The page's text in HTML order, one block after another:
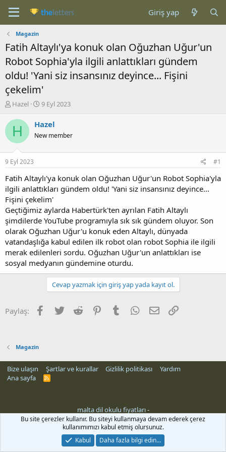
Giriş yap
Magazin
Fatih Altaylı'ya konuk olan Oğuzhan Uğur'un
Robot Sophia'yla ilgili anlattıkları gündem
oldu! 'Yani siz insansınız deyince... Fişini
çekelim'
K
n
b
u
u
b
a
ş
l
a
t
a
n
Hazel
B
ş
a
ç
a
r
i
h
9 Eyl 2023
H Hazel
New member
9 Eyl 2023 #1
Fatih Altaylı'ya konuk olan Oğuzhan Uğur'un Robot Sophia'yla
ilgili anlattıkları gündem oldu! 'Yani siz insansınız deyince...
Fişini çekelim'
Geçtiğimiz aylarda Habertürk'ten ayrılan Fatih Altaylı
şimdilerde YouTube programıyla sık sık gündem oluyor. Son
olarak Oğuzhan Uğur'u konuk eden Altaylı, dünyada
vatandaşlığa kabul edilen ilk robot olan robot Sophia ile ilgili
merak edilenleri sordu. Oğuzhan Uğur'un anlattıkları ise
sosyal medyanın gündemine oturdu.
Cevap yazmak için giriş yap yada kayıt ol.
Paylaş: Facebook
Twitter Reddit PinterestTumblr WhatsApp
E-posta
Magazin
Bize ulaşın Şartlar ve kurallar Gizlilik politikası
Yardım
Ana sayfa
R
malta dil okulu fiyatları-
Bu site çerezler kullanır. Bu siteyi kullanmaya devam ederek çerez
kullanımımızı kabul etmiş olursunuz.
Kabul
Daha fazla bilgi edin…